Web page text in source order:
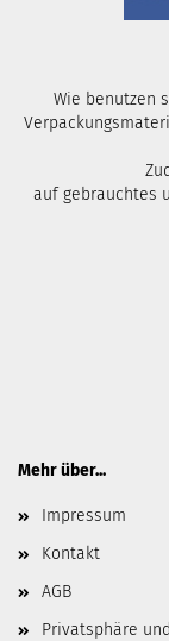
Wie benutzen
auf gebrauchtes
Mehr über...
Impressum
Kontakt
AGB
Privatsphäre